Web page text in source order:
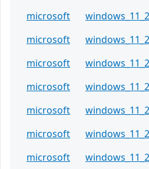
microsoft
microsoft
microsoft
microsoft
microsoft
microsoft
microsoft